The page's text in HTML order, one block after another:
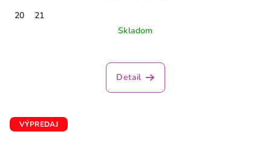
20
21
Skladom
Detail
VÝPREDAJ